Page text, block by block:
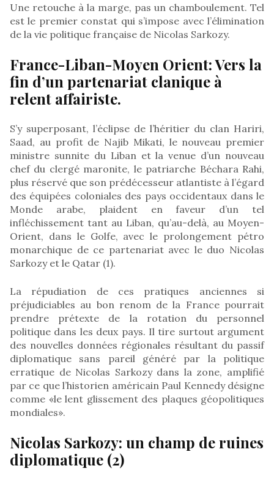
Une retouche à la marge, pas un chamboulement. Tel
est le premier constat qui s’impose avec l’élimination
de la vie politique française de Nicolas Sarkozy.
France-Liban-Moyen Orient: Vers la
fin d’un partenariat clanique à
relent affairiste.
S’y superposant, l’éclipse de l’héritier du clan Hariri,
Saad, au profit de Najib Mikati, le nouveau premier
ministre sunnite du Liban et la venue d’un nouveau
chef du clergé maronite, le patriarche Béchara Rahi,
plus réservé que son prédécesseur atlantiste à l’égard
des équipées coloniales des pays occidentaux dans le
Monde arabe, plaident en faveur d’un tel
infléchissement tant au Liban, qu’au-delà, au Moyen-
Orient, dans le Golfe, avec le prolongement pétro
monarchique de ce partenariat avec le duo Nicolas
Sarkozy et le Qatar (1).
La répudiation de ces pratiques anciennes si
préjudiciables au bon renom de la France pourrait
prendre prétexte de la rotation du personnel
politique dans les deux pays. Il tire surtout argument
des nouvelles données régionales résultant du passif
diplomatique sans pareil généré par la politique
erratique de Nicolas Sarkozy dans la zone, amplifié
par ce que l’historien américain Paul Kennedy désigne
comme «le lent glissement des plaques géopolitiques
mondiales».
Nicolas Sarkozy: un champ de ruines
diplomatique (2)